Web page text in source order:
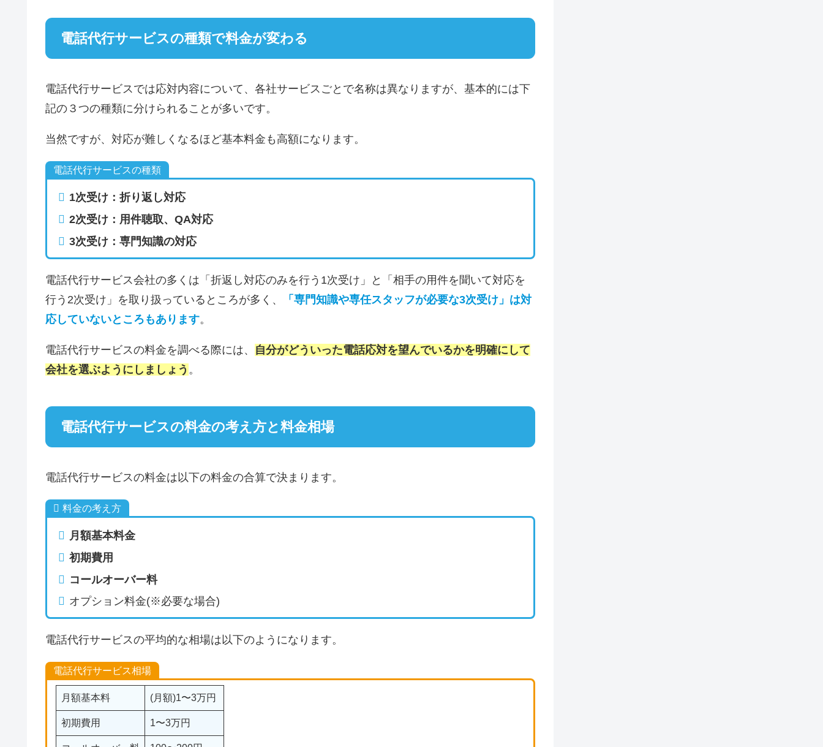
電話代行サービスの種類で料金が変わる
電話代行サービスでは応対内容について、各社サービスごとで名称は異なりますが、基本的には下
記の３つの種類に分けられることが多いです。
当然ですが、対応が難しくなるほど基本料金も高額になります。
電話代行サービスの種類
1次受け：折り返し対応
2次受け：用件聴取、QA対応
3次受け：専門知識の対応
電話代行サービス会社の多くは「折返し対応のみを行う1次受け」と「相手の用件を聞いて対応を
行う2次受け」を取り扱っているところが多く、
「専門知識や専任スタッフが必要な3次受け」は対
応していないところもあります。
電話代行サービスの料金を調べる際には、 自分がどういった電話応対を望んでいるかを明確にして
会社を選ぶようにしましょう 。
電話代行サービスの料金の考え方と料金相場
電話代行サービスの料金は以下の料金の合算で決まります。
料金の考え方
月額基本料金
初期費用
コールオーバー料
オプション料金(※必要な場合)
電話代行サービスの平均的な相場は以下のようになります。
電話代行サービス相場
月額基本料 (月額)1〜3万円
初期費用 1〜3万円